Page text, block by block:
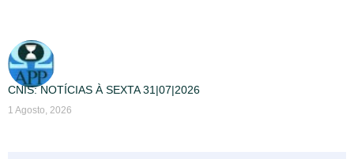
CNIS: NOTÍCIAS À SEXTA 31|07|2026
1 Agosto, 2026